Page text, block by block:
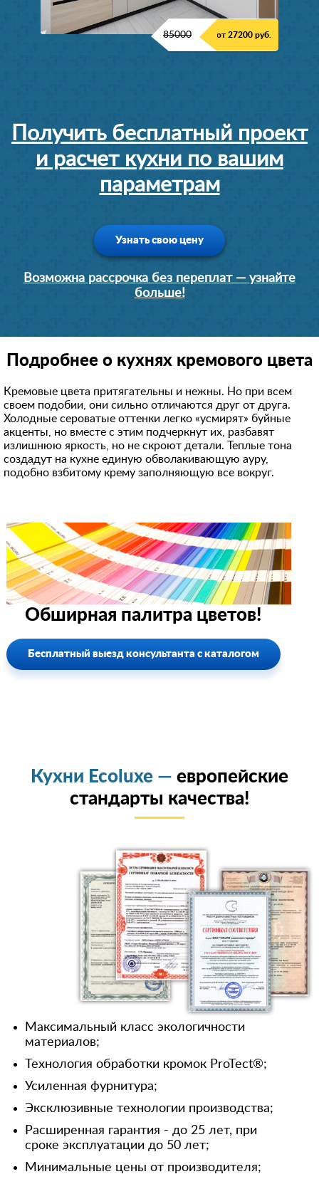
85000 от 27200 руб.
Получить бесплатный проект
и расчет кухни по вашим
параметрам
Узнать свою цену
Возможна рассрочка без переплат — узнайте
больше!
Подробнее о кухнях кремового цвета
Кремовые цвета притягательны и нежны. Но при всем
своем подобии, они сильно отличаются друг от друга.
Холодные сероватые оттенки легко «усмирят» буйные
акценты, но вместе с этим подчеркнут их, разбавят
излишнюю яркость, но не скроют детали. Теплые тона
создадут на кухне единую обволакивающую ауру,
подобно взбитому крему заполняющую все вокруг.
Обширная палитра цветов!
Бесплатный выезд консультанта с каталогом
Кухни Ecoluxe — европейские
стандарты качества!
Максимальный класс экологичности
материалов;
Технология обработки кромок ProTect®;
Усиленная фурнитура;
Эксклюзивные технологии производства;
Расширенная гарантия - до 25 лет, при
сроке эксплуатации до 50 лет;
Минимальные цены от производителя;